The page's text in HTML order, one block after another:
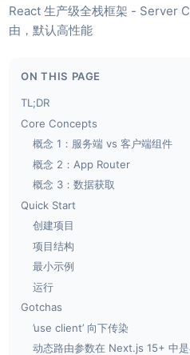
React 生产级全栈框架 - Server
由，默认高性能
ON THIS PAGE
TL;DR
Core Concepts
概念 1：服务端 vs 客户端组件
概念 2：App Router
概念 3：数据获取
Quick Start
创建项目
项目结构
最小示例
运行
Gotchas
’use client’ 向下传染
动态路由参数在 Next.js 15+ 中